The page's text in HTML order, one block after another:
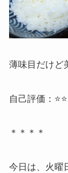
薄味目だけど
自己評価：
＊＊＊＊
今日は、火曜